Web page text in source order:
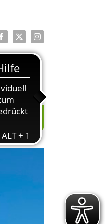
Facebook
X Instagram